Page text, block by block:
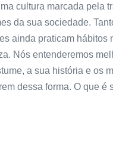
cultura marcada pela
da sua sociedade.
ainda praticam hábitos
Nós entenderemos
a sua história e os
dessa forma. O que é